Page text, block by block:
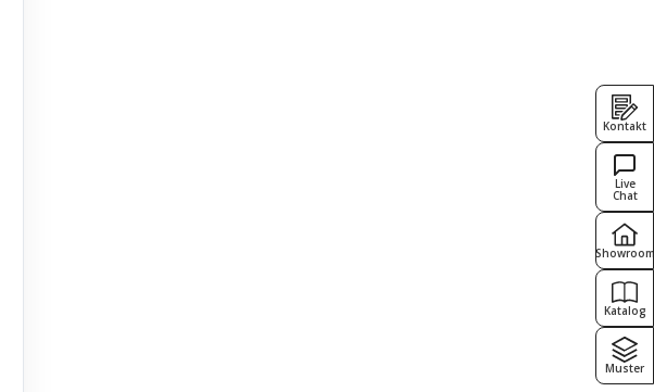
Kontakt
Live
Chat
Showroom
Katalog
Muster